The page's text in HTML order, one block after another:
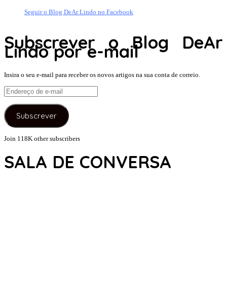
Seguir o Blog DeAr Lindo no Facebook
Subscrever o Blog DeAr
Lindo por e-mail
Insira o seu e-mail para receber os novos artigos na sua conta de correio.
Endereço
de
e-
mail
Subscrever
Join 118K other subscribers
SALA DE CONVERSA